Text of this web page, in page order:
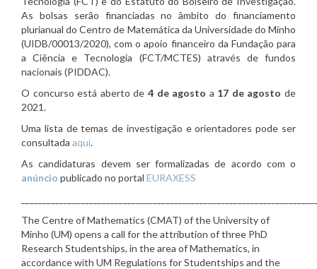
As bolsas serão financiadas no âmbito do financiamento
plurianual do Centro de Matemática da Universidade do Minho
(UIDB/00013/2020), com o apoio financeiro da Fundação para
a Ciência e Tecnologia (FCT/MCTES) através de fundos
nacionais (PIDDAC).
O concurso está aberto de 4 de agosto a 17 de agosto de
2021.
Uma lista de temas de investigação e orientadores pode ser
consultada aqui.
As candidaturas devem ser formalizadas de acordo com o
anúncio publicado no portal EURAXESS
The Centre of Mathematics (CMAT) of the University of
Minho (UM) opens a call for the attribution of three PhD
Research Studentships, in the area of Mathematics, in
accordance with UM Regulations for Studentships and the